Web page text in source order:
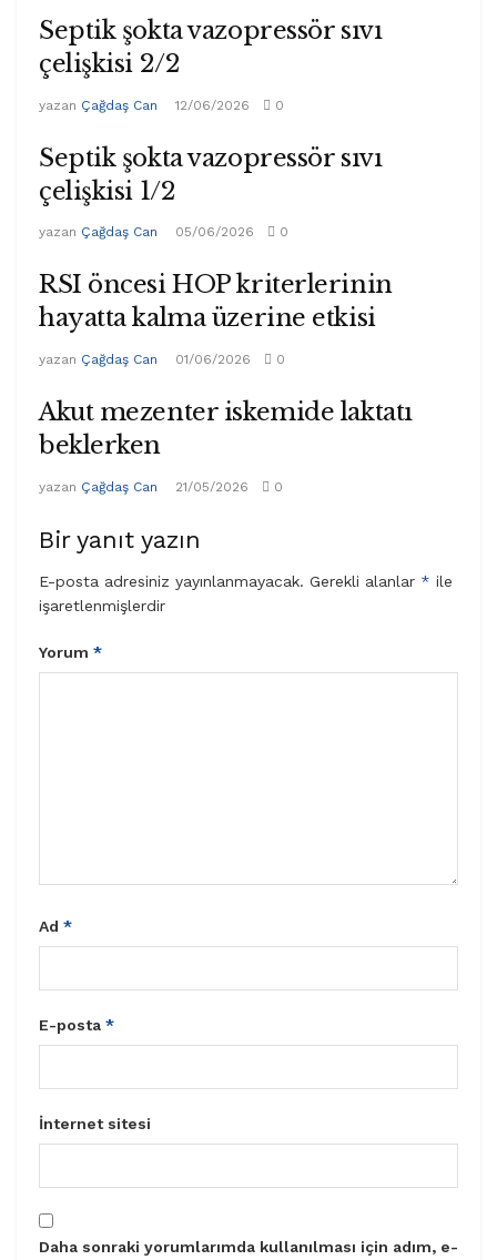
Septik şokta vazopressör sıvı
çelişkisi 2/2
yazan Çağdaş Can 12/06/2026 0
Septik şokta vazopressör sıvı
çelişkisi 1/2
yazan Çağdaş Can 05/06/2026 0
RSI öncesi HOP kriterlerinin
hayatta kalma üzerine etkisi
yazan Çağdaş Can 01/06/2026 0
Akut mezenter iskemide laktatı
beklerken
yazan Çağdaş Can 21/05/2026 0
Bir yanıt yazın
E-posta adresiniz yayınlanmayacak. Gerekli alanlar * ile
işaretlenmişlerdir
Yorum *
Ad *
E-posta *
İnternet sitesi
Daha sonraki yorumlarımda kullanılması için adım, e-